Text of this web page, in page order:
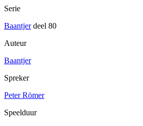
Serie
Baantjerdeel 80
Auteur
Baantjer
Spreker
Peter Römer
Speelduur